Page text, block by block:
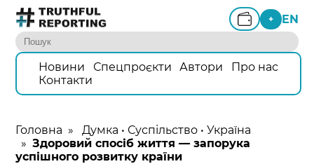
+ EN
Новини Спецпроєкти Автори
Про нас
Контакти
Головна » Думка • Суспільство •Україна
»Здоровий спосіб життя — запорука
успішного розвитку країни